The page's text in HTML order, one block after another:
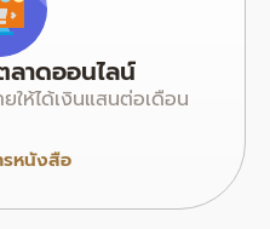
ลาดออนไลน์
ห้ได้เงินแสนต่อเดือน
รหนังสือ